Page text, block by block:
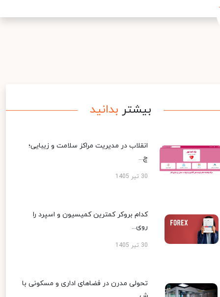
بیشتر بدانید
انقلاب در مدیریت مراکز سلامت و زیبایی؛
چ...
30 تیر 1405
کدام بروکر کمترین کمیسیون و اسپرد را
روی...
30 تیر 1405
تحولی مدرن در فضاهای اداری و مسکونی با